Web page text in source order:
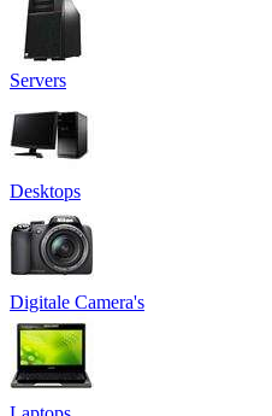
Servers
Desktops
Digitale Camera's